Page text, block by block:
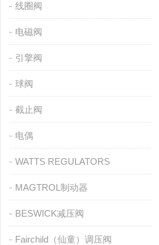
线圈阀
电磁阀
引擎阀
球阀
截止阀
电偶
WATTS REGULATORS
MAGTROL制动器
BESWICK减压阀
Fairchild（仙童）调压阀